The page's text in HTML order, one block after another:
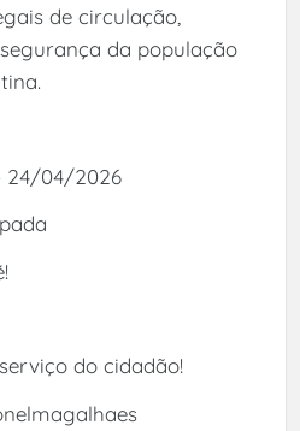
de circulação,
da população
24/04/2026
do cidadão!